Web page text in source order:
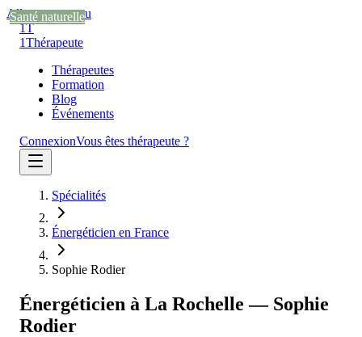
Aller au contenu
1T
1Thérapeute
Thérapeutes
Formation
Blog
Événements
ConnexionVous êtes thérapeute ?
Spécialités
Énergéticien en France
Sophie Rodier
Énergéticien à La Rochelle — Sophie
Rodier
Santé naturelle
Santé naturelle
Santé naturelle